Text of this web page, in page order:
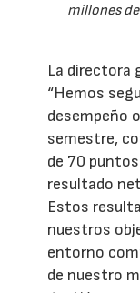
millones
La directora
“Hemos
desempeño
semestre,
de 70
resultado
Estos
nuestros
entorno
de nuestro